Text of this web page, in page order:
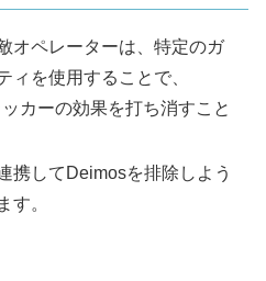
オペレーターは、特定のガ
ィを使用することで、
カーの効果を打ち消すこと
携してDeimosを排除しよう
す。